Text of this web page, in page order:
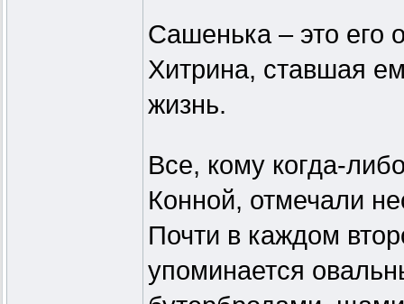
Сашенька – это его
Хитрина, ставшая
жизнь.
Все, кому когда-
Конной, отмечали
Почти в каждом
упоминается